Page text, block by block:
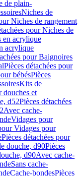
de plain-
Niches de
Niches de rangement
pour Niches de
en acrylique
acrylique
pour Baignoires
Pièces détachées pour
bébésPièces
Kits de
douches et
d52Pièces détachées
Avec cache-
Vidages pour
Vidages pour
Pièces détachées pour
douche, d90Pièces
d90Avec cache-
Sans cache-
Cache-bondesPièces